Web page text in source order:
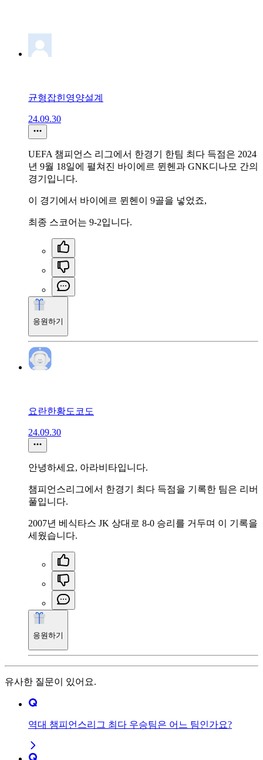
균형잡힌영양설계
24.09.30
UEFA 챔피언스 리그에서 한경기 한팀 최다 득점은 2024
년 9월 18일에 펼쳐진 바이에르 뮌헨과 GNK디나모 간의
경기입니다.
이 경기에서 바이에르 뮌헨이 9골을 넣었죠,
최종 스코어는 9-2입니다.
응원하기
요란한황도코도
24.09.30
안녕하세요, 아라비타입니다.
챔피언스리그에서 한경기 최다 득점을 기록한 팀은 리버
풀입니다.
2007년 베식타스 JK 상대로 8-0 승리를 거두며 이 기록을
세웠습니다.
응원하기
유사한 질문이 있어요.
역대 챔피언스리그 최다 우승팀은 어느 팀인가요?